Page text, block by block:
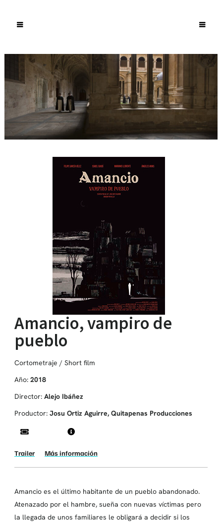
Amancio, vampiro de
pueblo
Cortometraje / Short film
Año: 2018
Director: Alejo Ibáñez
Productor: Josu Ortiz Aguirre, Quitapenas Producciones
Trailer Más información
Amancio es el último habitante de un pueblo abandonado.
Atenazado por el hambre, sueña con nuevas víctimas pero
la llegada de unos familiares le obligará a decidir si los